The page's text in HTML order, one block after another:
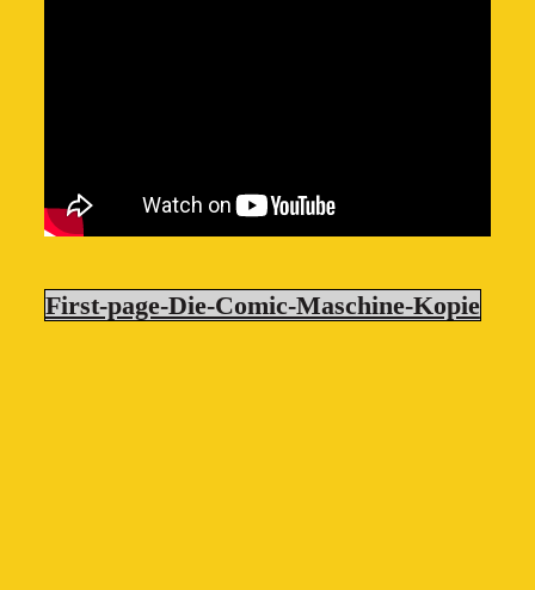
First-page-Die-Comic-Maschine-Kopie